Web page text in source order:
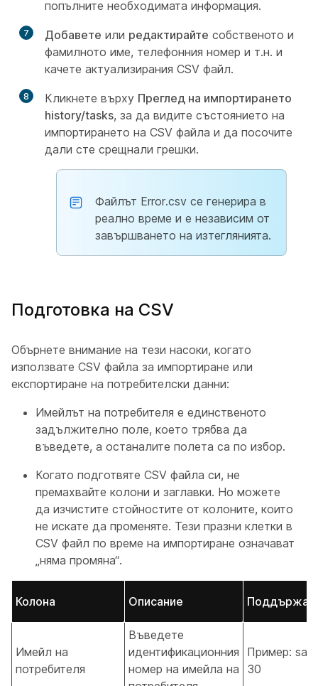
попълните необходимата информация.
7 Добавете или редактирайте собственото и
фамилното име, телефонния номер и т.н. и
качете актуализирания CSV файл.
8 Кликнете върху Преглед на импортирането
history/tasks, за да видите състоянието на
импортирането на CSV файла и да посочите
дали сте срещнали грешки.
Файлът Error.csv се генерира в
реално време и е независим от
завършването на изтеглянията.
Подготовка на CSV
Обърнете внимание на тези насоки, когато
използвате CSV файла за импортиране или
експортиране на потребителски данни:
Имейлът на потребителя е единственото
задължително поле, което трябва да
въведете, а останалите полета са по избор.
Когато подготвяте CSV файла си, не
премахвайте колони и заглавки. Но можете
да изчистите стойностите от колоните, които
не искате да променяте. Тези празни клетки в
CSV файл по време на импортиране означават
„няма промяна“.
Колона Описание
Имейл на
потребителя
Въведете
идентификационния
номер на имейла на
Пример:
30